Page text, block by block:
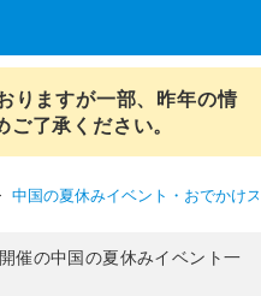
りますが一部、昨年の情
了承ください。
中国の夏休みイベント・おでかけ
催の中国の夏休みイベント一